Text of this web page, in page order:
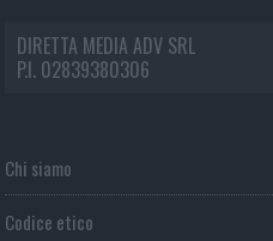
DIRETTA MEDIA ADV SRL
P.I. 02839380306
Chi siamo
Codice etico